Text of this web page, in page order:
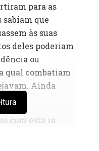
para as
que
às suas
deles poderiam
ou
qual combatiam
Ainda
com esta in